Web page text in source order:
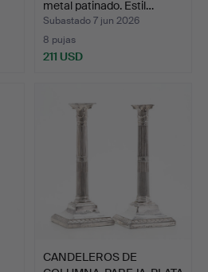
metal patinado. Estil…
Subastado 7 jun 2026
8 pujas
211 USD
CANDELEROS DE